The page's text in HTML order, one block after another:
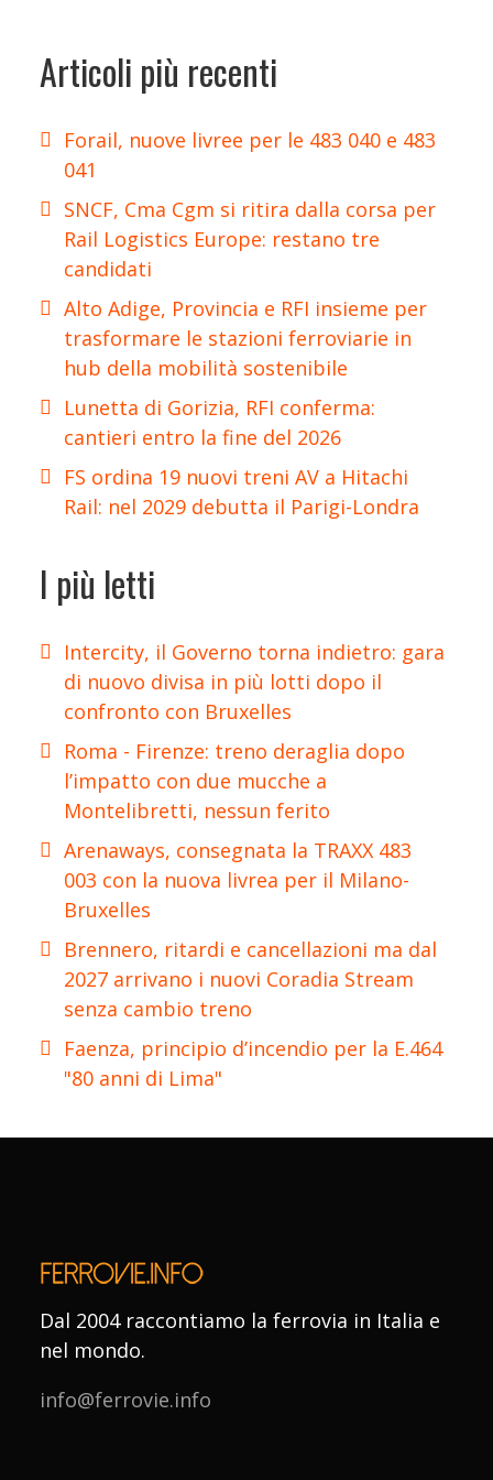
Articoli più recenti
Forail, nuove livree per le 483 040 e 483
041
SNCF, Cma Cgm si ritira dalla corsa per
Rail Logistics Europe: restano tre
candidati
Alto Adige, Provincia e RFI insieme per
trasformare le stazioni ferroviarie in
hub della mobilità sostenibile
Lunetta di Gorizia, RFI conferma:
cantieri entro la fine del 2026
FS ordina 19 nuovi treni AV a Hitachi
Rail: nel 2029 debutta il Parigi-Londra
I più letti
Intercity, il Governo torna indietro: gara
di nuovo divisa in più lotti dopo il
confronto con Bruxelles
Roma - Firenze: treno deraglia dopo
l’impatto con due mucche a
Montelibretti, nessun ferito
Arenaways, consegnata la TRAXX 483
003 con la nuova livrea per il Milano-
Bruxelles
Brennero, ritardi e cancellazioni ma dal
2027 arrivano i nuovi Coradia Stream
senza cambio treno
Faenza, principio d’incendio per la E.464
"80 anni di Lima"
Dal 2004 raccontiamo la ferrovia in Italia e
nel mondo.
info@ferrovie.info